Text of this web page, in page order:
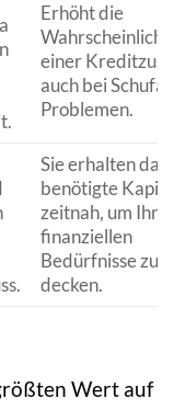
Erhöht die
einer
auch bei Schufa-
Problemen.
Sie erhalten das
benötigte
zeitnah, um Ihre
finanziellen
Bedürfnisse zu
decken.
Wert auf